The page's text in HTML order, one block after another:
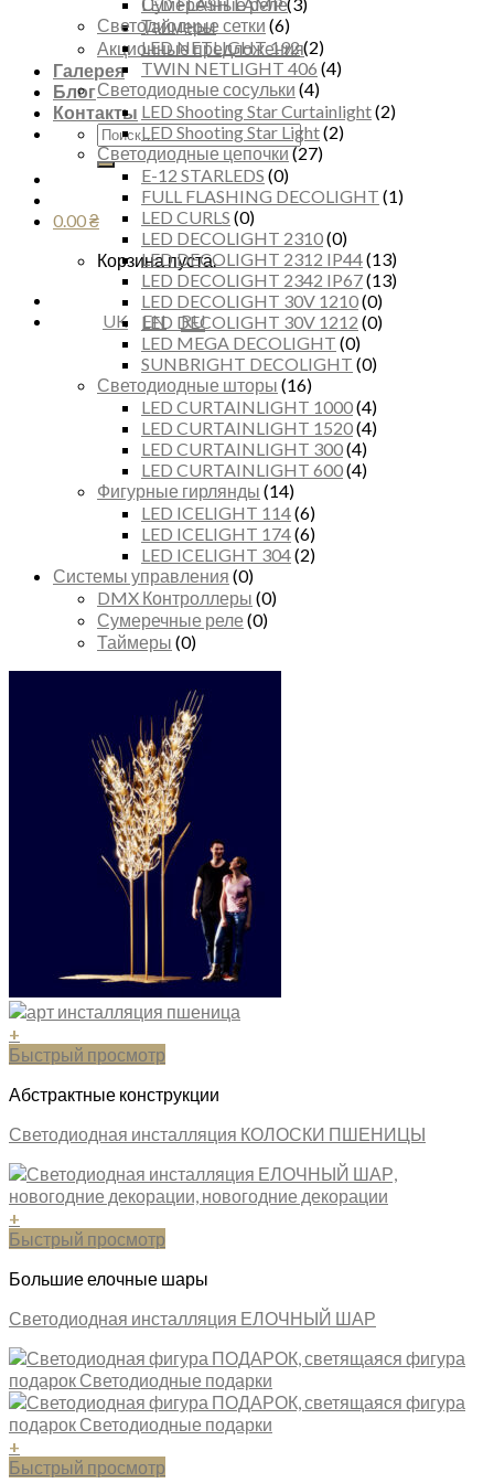
Таймеры
Акционные предложения
Галерея
Блог
Контакты
Искать:
0.00₴
Корзина пуста.
UK EN RU
Светодиодные сетки (6)
LED NETLIGHT 192(2)
TWIN NETLIGHT 406 (4)
Светодиодные сосульки (4)
LED Shooting Star Curtainlight(2)
LED Shooting Star Light(2)
Светодиодные цепочки(27)
E-12 STARLEDS (0)
FULL FLASHING DECOLIGHT (1)
LED CURLS (0)
LED DECOLIGHT 2310(0)
LED DECOLIGHT 2312 IP44(13)
LED DECOLIGHT 2342 IP67(13)
LED DECOLIGHT 30V 1210(0)
LED DECOLIGHT 30V 1212 (0)
LED MEGA DECOLIGHT (0)
SUNBRIGHT DECOLIGHT (0)
Светодиодные шторы (16)
LED CURTAINLIGHT 1000(4)
LED CURTAINLIGHT 1520(4)
LED CURTAINLIGHT 300(4)
LED CURTAINLIGHT 600(4)
Фигурные гирлянды (14)
LED ICELIGHT 114(6)
LED ICELIGHT 174(6)
LED ICELIGHT 304(2)
Системы управления (0)
DMX Контроллеры (0)
Сумеречные реле (0)
Таймеры (0)
+
Быстрый просмотр
Абстрактные конструкции
Светодиодная инсталляция КОЛОСКИ ПШЕНИЦЫ
+
Быстрый просмотр
Большие елочные шары
Светодиодная инсталляция ЕЛОЧНЫЙ ШАР
+
Быстрый просмотр